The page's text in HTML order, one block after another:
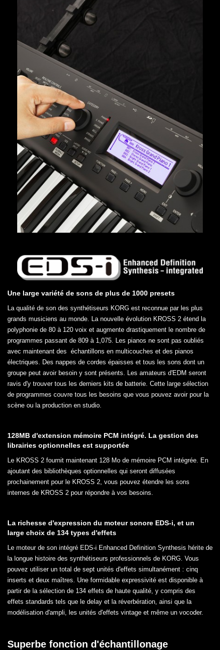
Une large variété de sons de plus de 1000 presets
La qualité de son des synthétiseurs KORG est reconnue par les plus
grands musiciens au monde. La nouvelle évolution KROSS 2 étend la
polyphonie de 80 à 120 voix et augmente drastiquement le nombre de
programmes passant de 809 à 1,075. Les pianos ne sont pas oubliés
avec maintenant des échantillons en multicouches et des pianos
électriques. Des nappes de cordes épaisses et tous les sons dont un
groupe peut avoir besoin y sont présents. Les amateurs d'EDM seront
ravis d'y trouver tous les derniers kits de batterie. Cette large sélection
de programmes couvre tous les besoins que vous pouvez avoir pour la
scène ou la production en studio.
128MB d'extension mémoire PCM intégré. La gestion des
librairies optionnelles est supportée
Le KROSS 2 fournit maintenant 128 Mo de mémoire PCM intégrée. En
ajoutant des bibliothèques optionnelles qui seront diffusées
prochainement pour le KROSS 2, vous pouvez étendre les sons
internes de KROSS 2 pour répondre à vos besoins.
La richesse d'expression du moteur sonore EDS-i, et un
large choix de 134 types d'effets
Le moteur de son intégré EDS-i Enhanced Definition Synthesis hérite de
la longue histoire des synthétiseurs professionnels de KORG. Vous
pouvez utiliser un total de sept unités d'effets simultanément : cinq
inserts et deux maîtres. Une formidable expressivité est disponible à
partir de la sélection de 134 effets de haute qualité, y compris des
effets standards tels que le delay et la réverbération, ainsi que la
modélisation d'ampli, les unités d'effets vintage et même un vocoder.
Superbe fonction d'échantillonage